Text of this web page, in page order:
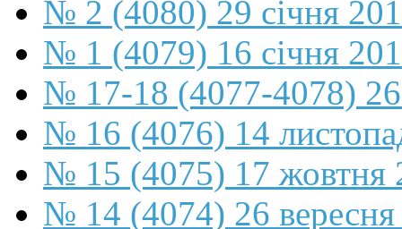
№ 2 (4080) 29 січня
№ 1 (4079) 16 січня
№ 17-18 (4077-4078) 26
№ 16 (4076) 14
№ 15 (4075) 17 жовтня
№ 14 (4074) 26